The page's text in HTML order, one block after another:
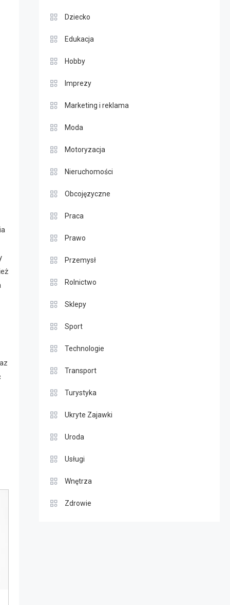
Dziecko
Edukacja
Hobby
Imprezy
Marketing i reklama
Moda
Motoryzacja
Nieruchomości
Obcojęzyczne
Praca
Prawo
Przemysł
Rolnictwo
Sklepy
Sport
Technologie
Transport
Turystyka
Ukryte Zajawki
Uroda
Usługi
Wnętrza
Zdrowie